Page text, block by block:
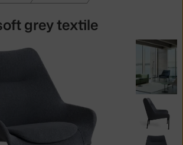
grey textile